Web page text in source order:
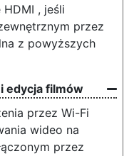
, jeśli
przez
z powyższych
edycja filmów
przez Wi-Fi
wideo na
przez